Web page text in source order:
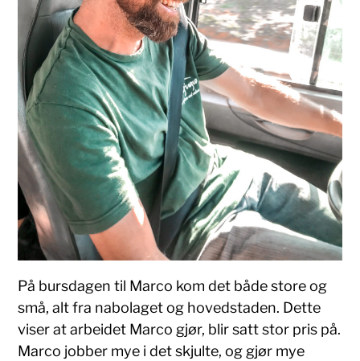
På bursdagen til Marco kom det både store og
små, alt fra nabolaget og hovedstaden. Dette
viser at arbeidet Marco gjør, blir satt stor pris på.
Marco jobber mye i det skjulte, og gjør mye